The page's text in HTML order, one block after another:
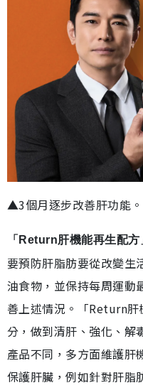
▲3個月逐步改善肝功能。
「Return肝機能再生配
要預防肝脂肪要從改變生
油食物，並保持每周運動
善上述情況。「Return
分，做到清肝、強化、解
產品不同，多方面維護肝
保護肝臟，例如針對肝脂